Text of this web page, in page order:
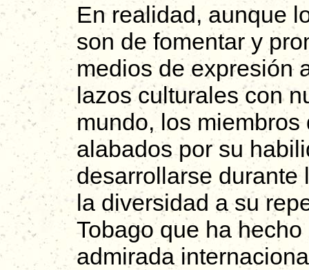
En realidad, aunque
son de fomentar y
medios de expresión
lazos culturales con
mundo, los
alabados por su
desarrollarse durante
la diversidad a su
Tobago que ha
admirada